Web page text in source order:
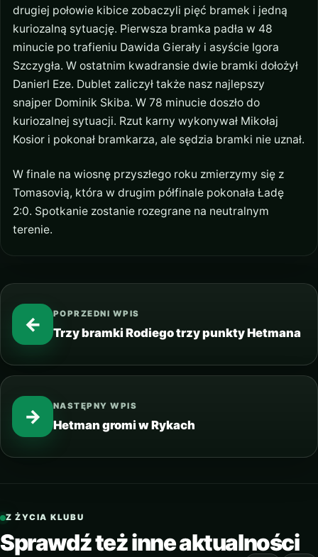
drugiej połowie kibice zobaczyli pięć bramek i jedną
kuriozalną sytuację. Pierwsza bramka padła w 48
minucie po trafieniu Dawida Gierały i asyście Igora
Szczygła. W ostatnim kwadransie dwie bramki dołożył
Danierl Eze. Dublet zaliczył także nasz najlepszy
snajper Dominik Skiba. W 78 minucie doszło do
kuriozalnej sytuacji. Rzut karny wykonywał Mikołaj
Kosior i pokonał bramkarza, ale sędzia bramki nie uznał.
W finale na wiosnę przyszłego roku zmierzymy się z
Tomasovią, która w drugim półfinale pokonała Ładę
2:0. Spotkanie zostanie rozegrane na neutralnym
terenie.
← POPRZEDNI WPIS
Trzy bramki Rodiego trzy punkty Hetmana
NASTĘPNY WPIS
Hetman gromi w Rykach
→
Z ŻYCIA KLUBU
Sprawdź też inne aktualności